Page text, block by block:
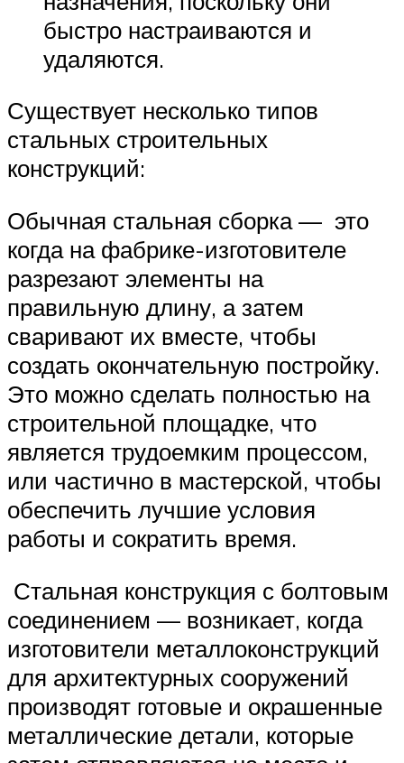
быстро настраиваются и
удаляются.
Существует несколько типов
стальных строительных
конструкций:
Обычная стальная сборка — это
когда на фабрике-изготовителе
разрезают элементы на
правильную длину, а затем
сваривают их вместе, чтобы
создать окончательную постройку.
Это можно сделать полностью на
строительной площадке, что
является трудоемким процессом,
или частично в мастерской, чтобы
обеспечить лучшие условия
работы и сократить время.
Стальная конструкция с болтовым
соединением — возникает, когда
изготовители металлоконструкций
для архитектурных сооружений
производят готовые и окрашенные
металлические детали, которые